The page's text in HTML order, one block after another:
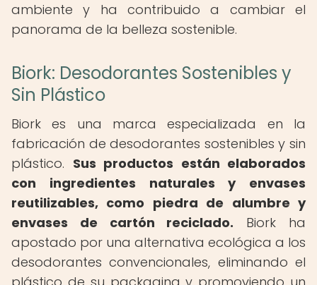
ambiente y ha contribuido a cambiar el
panorama de la belleza sostenible.
Biork: Desodorantes Sostenibles y
Sin Plástico
Biork es una marca especializada en la
fabricación de desodorantes sostenibles y sin
plástico. Sus productos están elaborados
con ingredientes naturales y envases
reutilizables, como piedra de alumbre y
envases de cartón reciclado. Biork ha
apostado por una alternativa ecológica a los
desodorantes convencionales, eliminando el